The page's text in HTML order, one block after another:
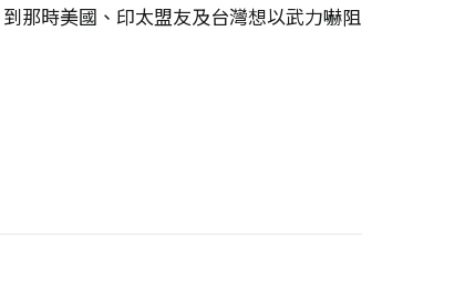
那時美國、印太盟友及台灣想以武力嚇阻